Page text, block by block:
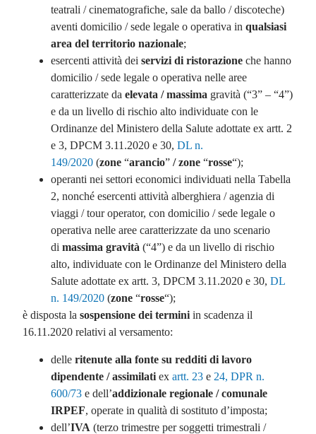
teatrali / cinematografiche, sale da ballo / discoteche)
aventi domicilio / sede legale o operativa inqualsiasi
area del territorio nazionale;
esercenti attività deiservizi di ristorazione che hanno
domicilio / sede legale o operativa nelle aree
caratterizzate daelevata / massima gravità (“3” – “4”)
e da un livello di rischio alto individuate con le
Ordinanze del Ministero della Salute adottate ex artt. 2
e 3, DPCM 3.11.2020 e 30,DL n.
149/2020 (zone “arancio”/ zone “rosse“);
operanti nei settori economici individuati nella Tabella
2, nonché esercenti attività alberghiera / agenzia di
viaggi / tour operator, con domicilio / sede legale o
operativa nelle aree caratterizzate da uno scenario
dimassima gravità (“4”) e da un livello di rischio
alto, individuate con le Ordinanze del Ministero della
Salute adottate ex artt. 3, DPCM 3.11.2020 e 30,DL
n. 149/2020 (zone “rosse“);
è disposta lasospensione dei termini in scadenza il
16.11.2020 relativi al versamento:
delleritenute alla fonte su redditi di lavoro
dipendente / assimilati exartt. 23 e 24, DPR n.
600/73 e dell’addizionale regionale / comunale
IRPEF, operate in qualità di sostituto d’imposta;
dell’IVA (terzo trimestre per soggetti trimestrali /